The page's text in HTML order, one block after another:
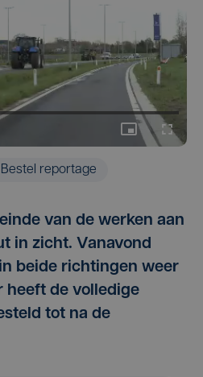
Bestel reportage
van de werken aan
in zicht. Vanavond
beide richtingen weer
heeft de volledige
tot na de